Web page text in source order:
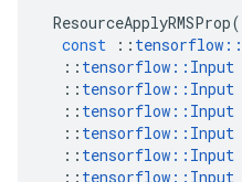
ResourceApplyRMSProp(
const
:: tensorflow ::
:: tensorflow :: Input
:: tensorflow :: Input
:: tensorflow :: Input
:: tensorflow :: Input
:: tensorflow :: Input
:: tensorflow :: Input